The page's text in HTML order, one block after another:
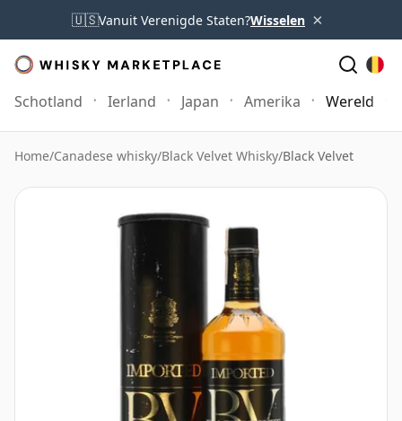
🇺🇸Vanuit Verenigde Staten?Wisselen ×
Schotland Ierland Japan Amerika Wereld
Home/Canadese whisky/Black Velvet Whisky/Black Velvet